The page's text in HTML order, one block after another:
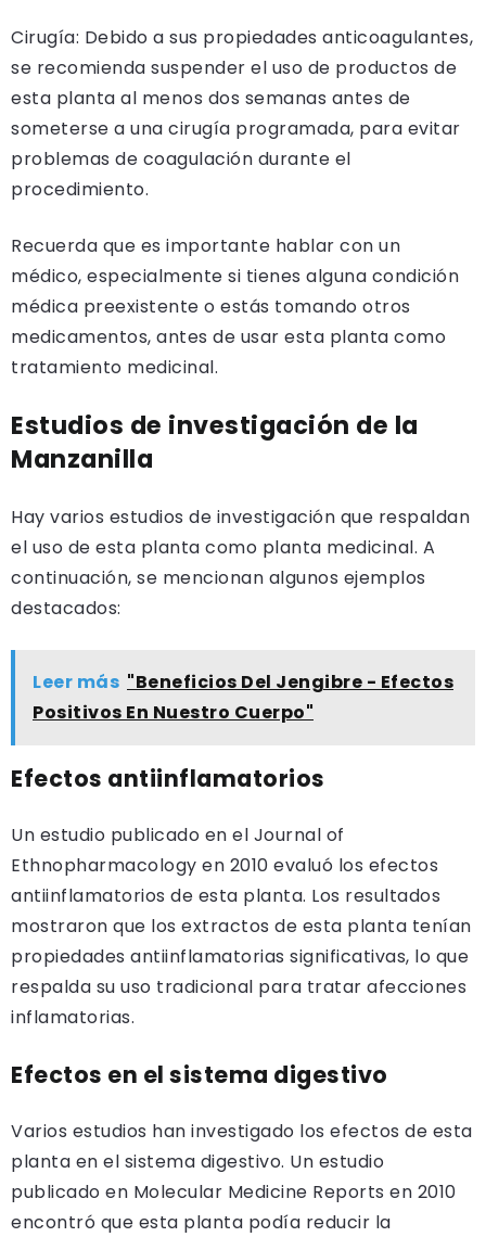
Cirugía: Debido a sus propiedades anticoagulantes,
se recomienda suspender el uso de productos de
esta planta al menos dos semanas antes de
someterse a una cirugía programada, para evitar
problemas de coagulación durante el
procedimiento.
Recuerda que es importante hablar con un
médico, especialmente si tienes alguna condición
médica preexistente o estás tomando otros
medicamentos, antes de usar esta planta como
tratamiento medicinal.
Estudios de investigación de la
Manzanilla
Hay varios estudios de investigación que respaldan
el uso de esta planta como planta medicinal. A
continuación, se mencionan algunos ejemplos
destacados:
Leer más "Beneficios Del Jengibre - Efectos
Positivos En Nuestro Cuerpo"
Efectos antiinflamatorios
Un estudio publicado en el Journal of
Ethnopharmacology en 2010 evaluó los efectos
antiinflamatorios de esta planta. Los resultados
mostraron que los extractos de esta planta tenían
propiedades antiinflamatorias significativas, lo que
respalda su uso tradicional para tratar afecciones
inflamatorias.
Efectos en el sistema digestivo
Varios estudios han investigado los efectos de esta
planta en el sistema digestivo. Un estudio
publicado en Molecular Medicine Reports en 2010
encontró que esta planta podía reducir la